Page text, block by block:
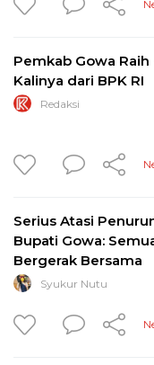
Pemkab Gowa
Kalinya dari BPK RI
Redaksi
Serius Atasi
Bupati Gowa:
Bergerak Bersama
Syukur Nutu